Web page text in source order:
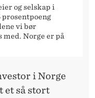
og selskap i
prosentpoeng
vi bør
med. Norge er på
i Norge
et så stort